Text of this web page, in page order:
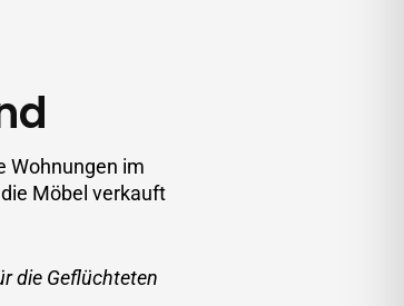
Wohnungen im
Möbel verkauft
die Geflüchteten